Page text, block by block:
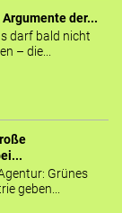
Argumente der...
darf bald nicht
– die...
Grünes
geben...